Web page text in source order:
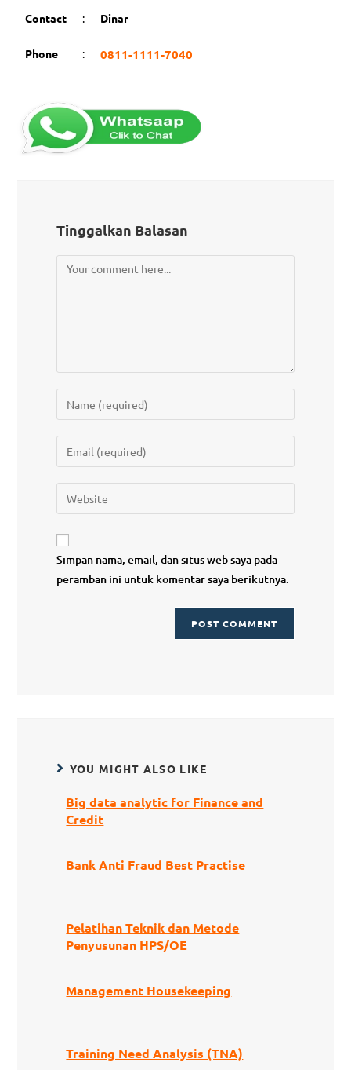
Contact : Dinar
Phone : 0811-1111-7040
Tinggalkan Balasan
Simpan nama, email, dan situs web saya pada
peramban ini untuk komentar saya berikutnya.
YOU MIGHT ALSO LIKE
Big data analytic for Finance and
Credit
Bank Anti Fraud Best Practise
Pelatihan Teknik dan Metode
Penyusunan HPS/OE
Management Housekeeping
Training Need Analysis (TNA)